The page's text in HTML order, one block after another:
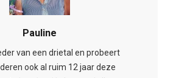
Pauline
van een drietal en probeert
ook al ruim 12 jaar deze